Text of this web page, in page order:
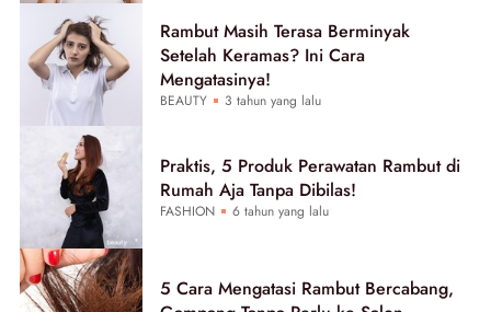
Rambut Masih Terasa Berminyak
Setelah Keramas? Ini Cara
Mengatasinya!
BEAUTY 3 tahun yang lalu
Praktis, 5 Produk Perawatan Rambut di
Rumah Aja Tanpa Dibilas!
FASHION 6 tahun yang lalu
5 Cara Mengatasi Rambut Bercabang,